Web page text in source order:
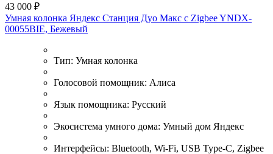
43 000 ₽
Умная колонка Яндекс Станция Дуо Макс c Zigbee YNDX-
00055BIE, Бежевый
Тип: Умная колонка
Голосовой помощник: Алиса
Язык помощника: Русский
Экосистема умного дома: Умный дом Яндекс
Интерфейсы: Bluetooth, Wi-Fi, USB Type-C, Zigbee